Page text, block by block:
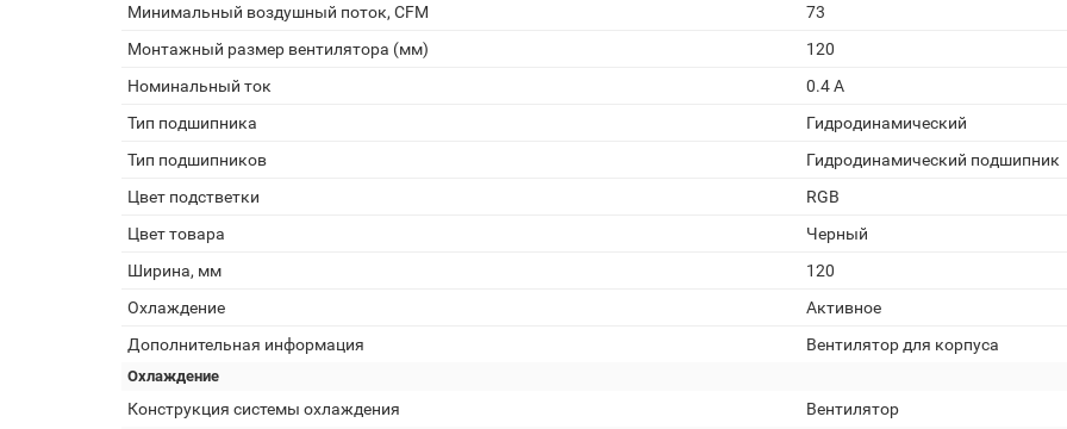
Минимальный воздушный поток, CFM
73
Монтажный размер вентилятора (мм)
120
Номинальный ток
0.4 А
Тип подшипника
Гидродинамический
Тип подшипников
Гидродинамический подшипник
Цвет подстветки
RGB
Цвет товара
Черный
Ширина, мм
120
Охлаждение
Активное
Дополнительная информация
Вентилятор для корпуса
Охлаждение
Конструкция системы охлаждения Вентилятор